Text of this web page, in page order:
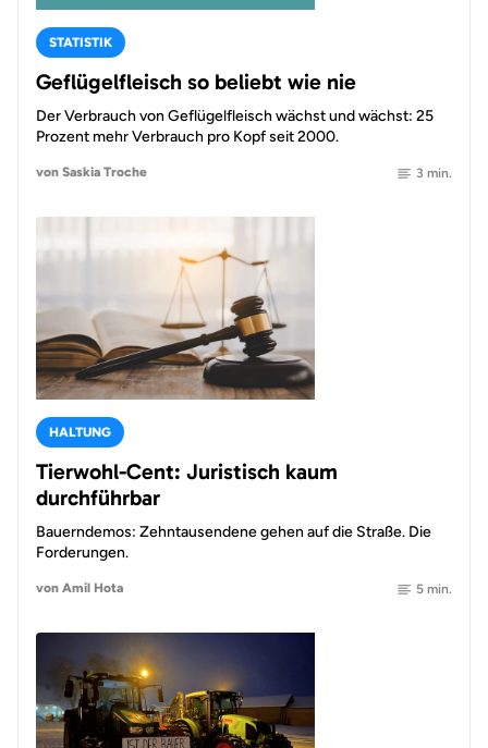
STATISTIK
Geflügelfleisch so beliebt wie nie
Der Verbrauch von Geflügelfleisch wächst und wächst: 25
Prozent mehr Verbrauch pro Kopf seit 2000.
von Saskia Troche 3 min.
HALTUNG
Tierwohl-Cent: Juristisch kaum
durchführbar
Bauerndemos: Zehntausendene gehen auf die Straße. Die
Forderungen.
von Amil Hota 5 min.